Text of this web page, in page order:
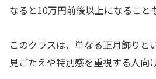
なると10万円前後以上になること
このクラスは、単なる正月飾りと
見ごたえや特別感を重視する人向